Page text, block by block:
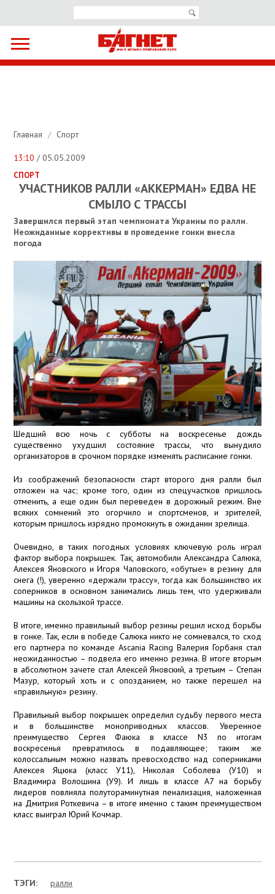
Главная / Спорт
13:10 / 05.05.2009
СПОРТ
УЧАСТНИКОВ РАЛЛИ «АККЕРМАН» ЕДВА НЕ
СМЫЛО С ТРАССЫ
Завершился первый этап чемпионата Украины по ралли.
Неожиданные коррективы в проведение гонки внесла
погода
Шедший всю ночь с субботы на воскресенье дождь
существенно ухудшил состояние трассы, что вынудило
организаторов в срочном порядке изменять расписание гонки.
Из соображений безопасности старт второго дня ралли был
отложен на час; кроме того, один из спецучастков пришлось
отменить, а еще один был переведен в дорожный режим. Вне
всяких сомнений это огорчило и спортсменов, и зрителей,
которым пришлось изрядно промокнуть в ожидании зрелища.
Очевидно, в таких погодных условиях ключевую роль играл
фактор выбора покрышек. Так, автомобили Александра Салюка,
Алексея Яновского и Игоря Чаповского, «обутые» в резину для
снега (!), уверенно «держали трассу», тогда как большинство их
соперников в основном занимались лишь тем, что удерживали
машины на скользкой трассе.
В итоге, именно правильный выбор резины решил исход борьбы
в гонке. Так, если в победе Салюка никто не сомневался, то сход
его партнера по команде Ascania Racing Валерия Горбаня стал
неожиданностью – подвела его именно резина. В итоге вторым
в абсолютном зачете стал Алексей Яновский, а третьим – Степан
Мазур, который хоть и с опозданием, но также перешел на
«правильную» резину.
Правильный выбор покрышек определил судьбу первого места
и в большинстве моноприводных классов. Уверенное
преимущество Сергея Фаюка в классе N3 по итогам
воскресенья превратилось в подавляющее; таким же
колоссальным можно назвать превосходство над соперниками
Алексея Яцюка (класс У11), Николая Соболева (У10) и
Владимира Волошина (У9). И лишь в классе А7 на борьбу
лидеров повлияла полутораминутная пенализация, наложенная
на Дмитрия Роткевича – в итоге именно с таким преимуществом
класс выиграл Юрий Кочмар.
ТЭГИ: ралли